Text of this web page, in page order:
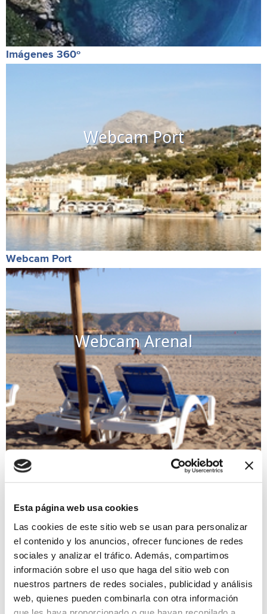
Esta página web usa cookies
Las cookies de este sitio web se usan para personalizar
el contenido y los anuncios, ofrecer funciones de redes
sociales y analizar el tráfico. Además, compartimos
información sobre el uso que haga del sitio web con
nuestros partners de redes sociales, publicidad y análisis
web, quienes pueden combinarla con otra información
Imágenes 360º
Webcam Port
Webcam Port
Webcam Arenal
Webcam Arenal